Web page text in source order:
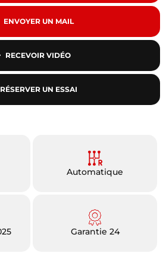
ENVOYER UN MAIL
RECEVOIR VIDÉO
RÉSERVER UN ESSAI
Automatique
Garantie 24